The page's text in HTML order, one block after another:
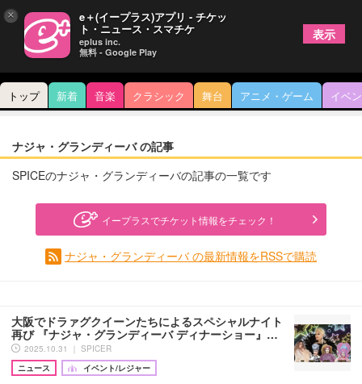
トップ 新着 音楽 クラシック 舞台 アニメ・ゲーム イベ
ナジャ・グランディーバ の記事
SPICEのナジャ・グランディーバの記事の一覧です
イープラスでチケット情報をチェック！
ナジャ・グランディーバ の最新情報をRSSで購読
大阪でドラァグクイーンたちによるスペシャルナイト
再び 『ナジャ・グランディーバ ディナーショー』…
2025.10.31 ｜ SPICER
ニュース
イベント/レジャー
× e＋(イープラス)アプリ - チケッ
ト・ニュース・スマチケ
eplus inc.
無料 - Google Play
表示